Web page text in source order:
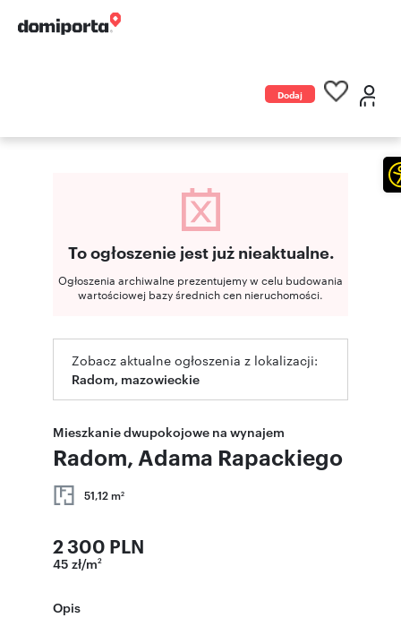
Dodaj
To ogłoszenie jest już nieaktualne.
Ogłoszenia archiwalne prezentujemy w celu budowania
wartościowej bazy średnich cen nieruchomości.
Zobacz aktualne ogłoszenia z lokalizacji:
Radom, mazowieckie
Mieszkanie dwupokojowe na wynajem
Radom, Adama Rapackiego
51,12 m2
2 300 PLN
45 zł/m2
Opis